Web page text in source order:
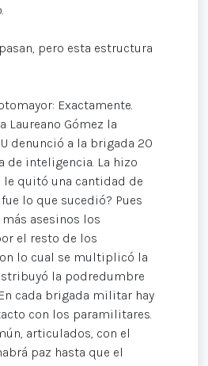
pero esta estructura
Exactamente.
Laureano Gómez la
denunció a la brigada 20
de inteligencia. La hizo
le quitó una cantidad de
fue lo que sucedió? Pues
asesinos los
el resto de los
lo cual se multiplicó la
la podredumbre
cada brigada militar hay
con los paramilitares.
articulados, con el
paz hasta que el